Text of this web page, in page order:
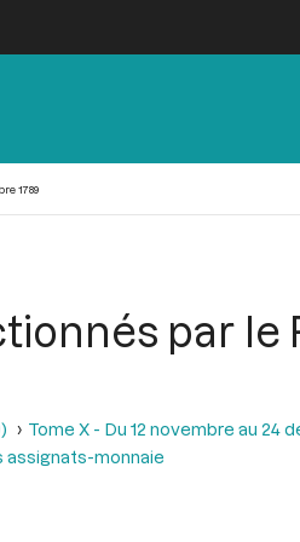
1789
par le
Tome X - Du 12 novembre au 24
monnaie